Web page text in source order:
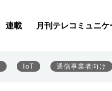
連載 月刊テレコミュニケ
IoT 通信事業者向け